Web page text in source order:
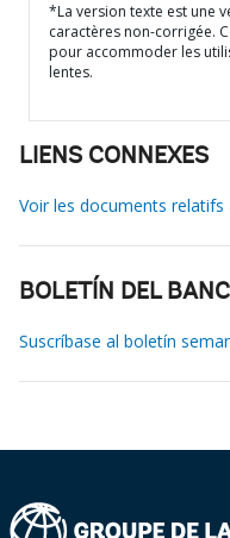
*La version texte est une
caractères non-corrigée.
pour accommoder les
lentes.
LIENS CONNEXES
Voir les documents relatifs
BOLETÍN DEL
Suscríbase al boletín